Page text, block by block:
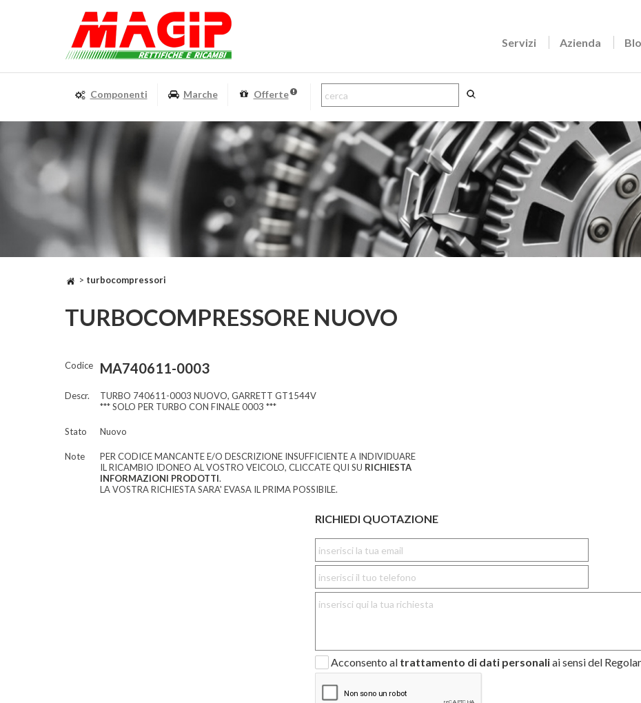
Servizi Azienda
Componenti Marche Offerte
> turbocompressori
TURBOCOMPRESSORE NUOVO
Codice MA740611-0003
Descr.
TURBO 740611-0003 NUOVO, GARRETT GT1544V
*** SOLO PER TURBO CON FINALE 0003 ***
Stato Nuovo
Note
PER CODICE MANCANTE E/O DESCRIZIONE INSUFFICIENTE A INDIVIDUARE
IL RICAMBIO IDONEO AL VOSTRO VEICOLO, CLICCATE QUI SU RICHIESTA
INFORMAZIONI PRODOTTI.
LA VOSTRA RICHIESTA SARA' EVASA IL PRIMA POSSIBILE.
RICHIEDI QUOTAZIONE
Acconsento al trattamento di dati personaliai sensi del